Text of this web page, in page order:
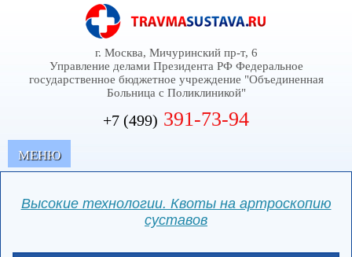
г. Москва, Мичуринский пр-т, 6
Управление делами Президента РФ Федеральное
государственное бюджетное учреждение "Объединенная
Больница с Поликлиникой"
+7 (499) 391-73-94
MЕНЮ
Высокие технологии. Квоты на артроскопию
суставов